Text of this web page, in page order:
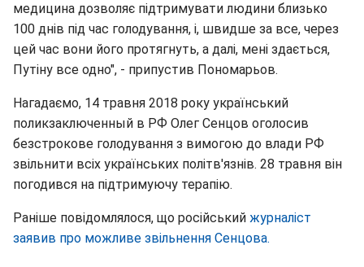
медицина дозволяє підтримувати людини близько
100 днів під час голодування, і, швидше за все, через
цей час вони його протягнуть, а далі, мені здається,
Путіну все одно", - припустив Пономарьов.
Нагадаємо, 14 травня 2018 року український
поликзаключенный в РФ Олег Сенцов оголосив
безстрокове голодування з вимогою до влади РФ
звільнити всіх українських політв'язнів. 28 травня він
погодився на підтримуючу терапію.
Раніше повідомлялося, що російський журналіст
заявив про можливе звільнення Сенцова.